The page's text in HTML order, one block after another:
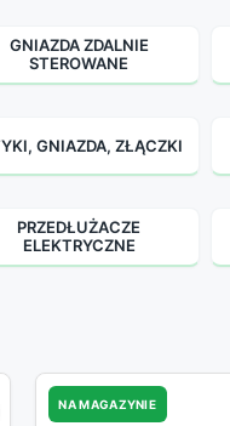
GNIAZDA ZDALNIE
STEROWANE
GNIAZDA, ZŁĄCZKI
PRZEDŁUŻACZE
ELEKTRYCZNE
NA MAGAZYNIE